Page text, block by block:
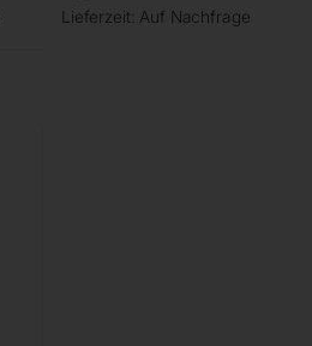
Lieferzeit: Auf Nachfrage